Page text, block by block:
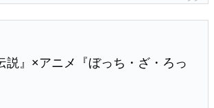
説』×アニメ『ぼっち・ざ・ろっ